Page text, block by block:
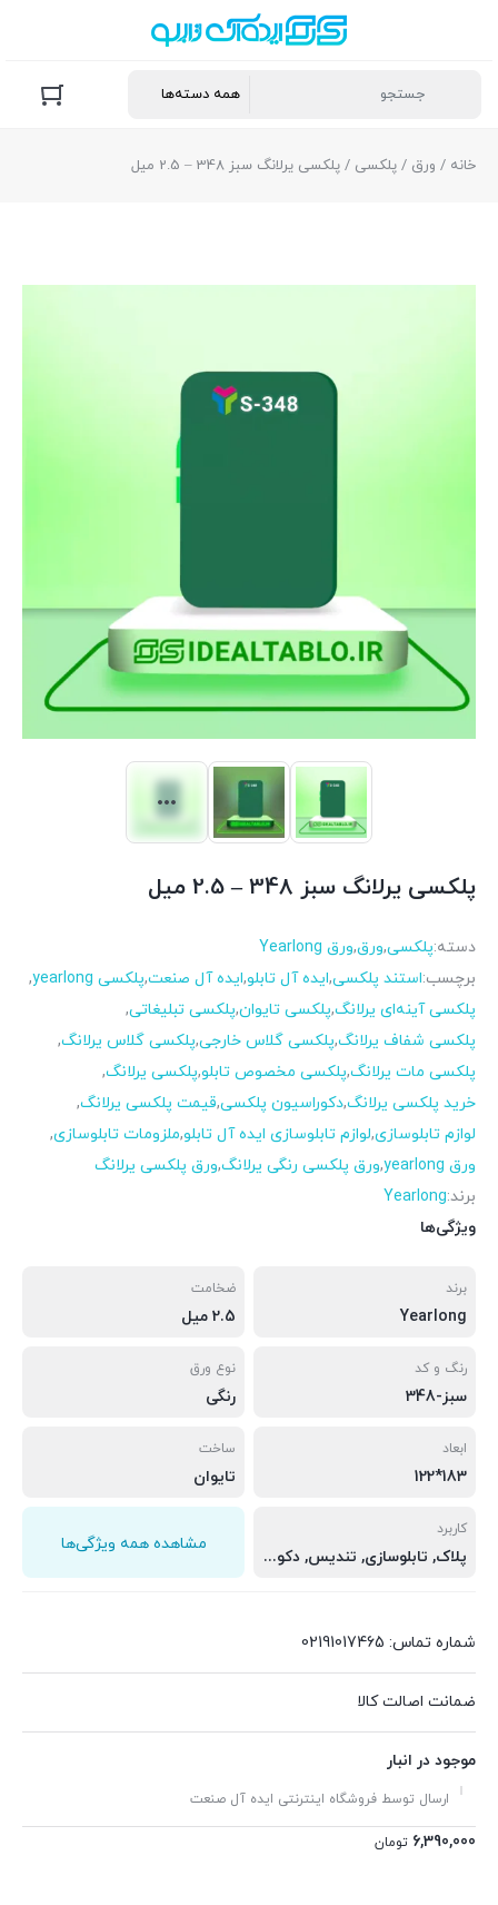
خانه / ورق / پلکسی / پلکسی یرلانگ سبز 348 – 2.5 میل
پلکسی یرلانگ سبز 348 – 2.5 میل
دسته:پلکسی,ورق,ورق Yearlong
برچسب:استند پلکسی,ایده آل تابلو,ایده آل صنعت,پلکسی yearlong
,
پلکسی آینه‌ای یرلانگ,پلکسی تایوان,پلکسی تبلیغاتی,
پلکسی شفاف یرلانگ,پلکسی گلاس خارجی,پلکسی گلاس یرلانگ,
پلکسی مات یرلانگ,پلکسی مخصوص تابلو,پلکسی یرلانگ,
خرید پلکسی یرلانگ,دکوراسیون پلکسی,قیمت پلکسی یرلانگ,
لوازم تابلوسازی,لوازم تابلوسازی ایده آل تابلو,ملزومات تابلوسازی,
ورق yearlong
,ورق پلکسی رنگی یرلانگ,ورق پلکسی یرلانگ
برند:Yearlong
ویژگی‌ها
برند
Yearlong
ضخامت
2.5 میل
رنگ و کد
سبز-348
نوع ورق
رنگی
ابعاد
183*122
ساخت
تایوان
کاربرد
پلاک, تابلوسازی, تندیس, دکوراسیون داخلی, ساخت حروف لبه چنلیوم, صنایع روشنایی
مشاهده همه ویژگی‌ها
شماره تماس: 02191017465
ضمانت اصالت کالا
موجود در انبار
ارسال توسط فروشگاه اینترنتی ایده آل صنعت
6,390,000 تومان